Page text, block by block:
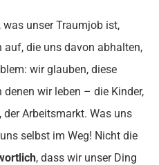
unser Traumjob ist,
die uns davon abhalten,
wir glauben, diese
wir leben – die Kinder,
der Arbeitsmarkt. Was uns
selbst im Weg! Nicht die
, dass wir unser Ding